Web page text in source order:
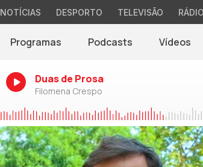
NOTÍCIAS DESPORTO TELEVISÃO RÁDIO
Programas Podcasts Vídeos
Duas de Prosa
Filomena Crespo